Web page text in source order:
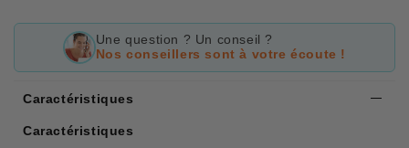
Une question ? Un conseil ?
Nos conseillers sont à votre écoute !
Caractéristiques
Caractéristiques